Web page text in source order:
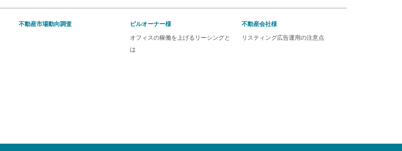
不動産市場動向調査 ビルオーナー様
オフィスの稼働を上げるリーシングと
は
不動産会社様
リスティング広告運用の注意点